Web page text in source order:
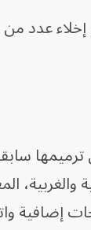
جرى
إضافية